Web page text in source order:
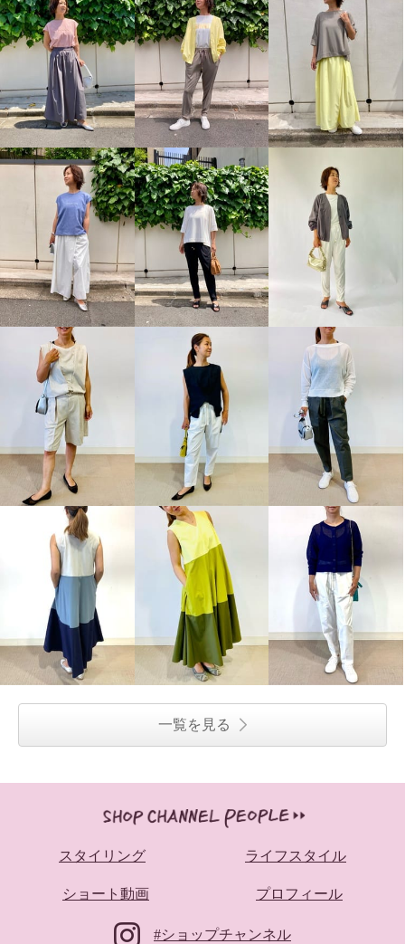
一覧を見る
スタイリング ライフスタイル
ショート動画 プロフィール
#ショップチャンネル